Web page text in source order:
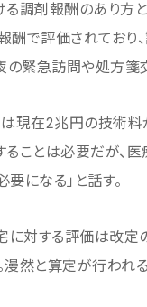
る調剤報酬のあり方
酬で評価されており
夜の緊急訪問や処方
現在2兆円の技術料
ることは必要だが、
になる」と話す。
に対する評価は改定
然と算定が行われ